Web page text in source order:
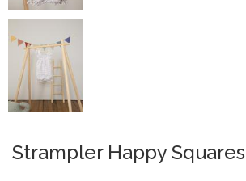
Strampler Happy Squares